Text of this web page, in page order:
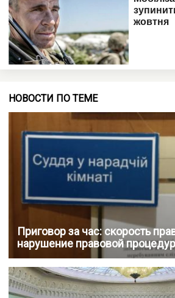
НОВОСТИ ПО ТЕМЕ
Приговор за час: скорость
нарушение правовой